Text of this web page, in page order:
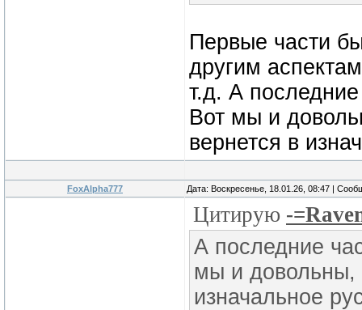
Первые части
другим
т.д. А
Вот мы и
вернется в
FoxAlpha777 Дата: Воскресенье, 18.01.26, 08:47 |
Цитирую -
А последние
мы и довольны,
изначальное